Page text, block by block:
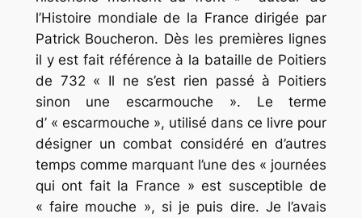
l’Histoire mondiale de la France dirigée par
Patrick Boucheron. Dès les premières lignes
il y est fait référence à la bataille de Poitiers
de 732 « Il ne s’est rien passé à Poitiers
sinon une escarmouche ». Le terme
d’ « escarmouche », utilisé dans ce livre pour
désigner un combat considéré en d’autres
temps comme marquant l’une des « journées
qui ont fait la France » est susceptible de
« faire mouche », si je puis dire. Je l’avais